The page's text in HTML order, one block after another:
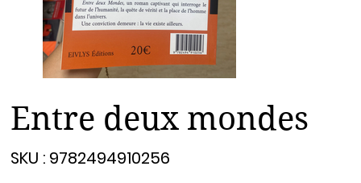
Entre deux mondes
SKU : 9782494910256
9782494910256